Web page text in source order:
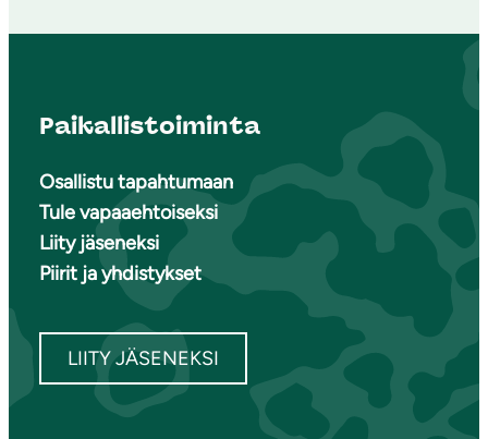
Paikallistoiminta
Osallistu tapahtumaan
Tule vapaaehtoiseksi
Liity jäseneksi
Piirit ja yhdistykset
LIITY JÄSENEKSI